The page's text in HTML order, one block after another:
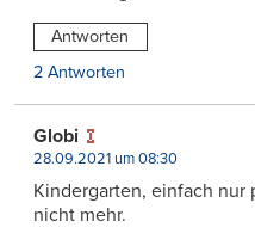
Antworten
2 Antworten
Globi
28.09.2021 um 08:30
Kindergarten, einfach nur
nicht mehr.